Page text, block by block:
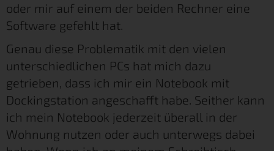
oder mir auf einem der beiden Rechner eine
Software gefehlt hat.
Genau diese Problematik mit den vielen
unterschiedlichen PCs hat mich dazu
getrieben, dass ich mir ein Notebook mit
Dockingstation angeschafft habe. Seither kann
ich mein Notebook jederzeit überall in der
Wohnung nutzen oder auch unterwegs dabei